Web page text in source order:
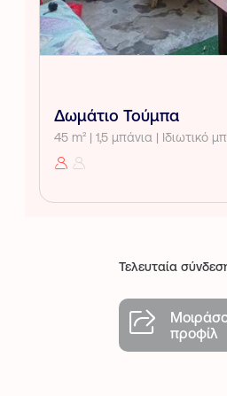
Δωμάτιο Τούμπα
Τελευταία
προφίλ